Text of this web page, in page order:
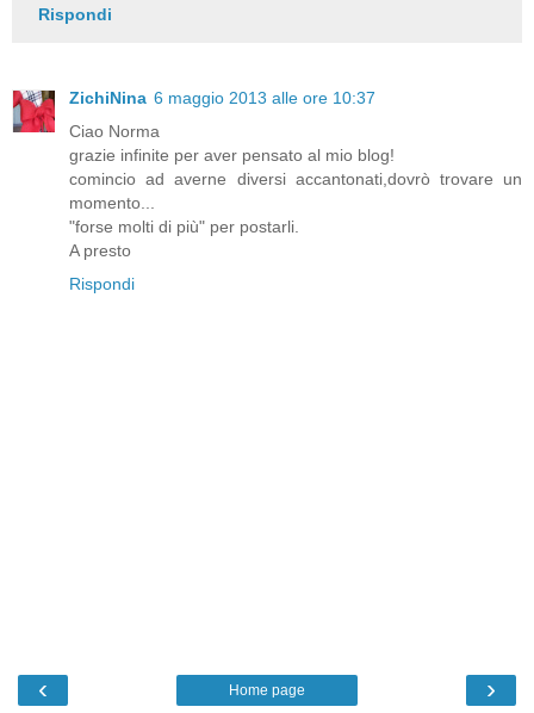
Rispondi
ZichiNina 6 maggio 2013 alle ore 10:37
Ciao Norma
grazie infinite per aver pensato al mio blog!
comincio ad averne diversi accantonati,dovrò trovare un
momento...
"forse molti di più" per postarli.
A presto
Rispondi
‹ ›
Home page